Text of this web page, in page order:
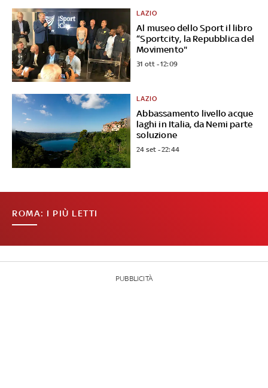
Al museo dello Sport il libro
“Sportcity, la Repubblica del
Movimento"
LAZIO
31 ott - 12:09
Abbassamento livello acque
laghi in Italia, da Nemi parte
soluzione
LAZIO
24 set - 22:44
ROMA: I PIÙ LETTI
PUBBLICITÀ